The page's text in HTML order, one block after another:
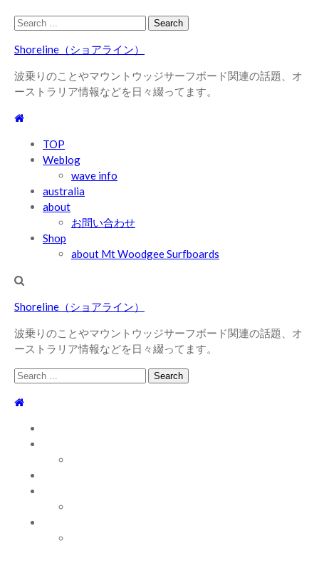
Skip
navigation
Skip
content
Search
Shoreline（ショアライン）
波乗りのことやマウントウッジサーフボード関連の話題、オ
ーストラリア情報などを日々綴ってます。
TOP
Weblog
wave info
australia
about
お問い合わせ
Shop
about Mt Woodgee Surfboards
Shoreline（ショアライン）
波乗りのことやマウントウッジサーフボード関連の話題、オ
ーストラリア情報などを日々綴ってます。
Search